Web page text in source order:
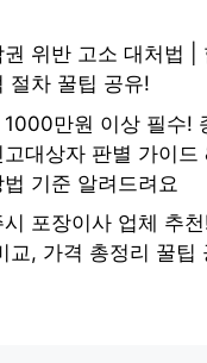
위반 고소 대처법 |
절차 꿀팁 공유!
1000만원 이상 필수!
대상자 판별 가이드
기준 알려드려요
포장이사 업체 추천
교, 가격 총정리 꿀팁